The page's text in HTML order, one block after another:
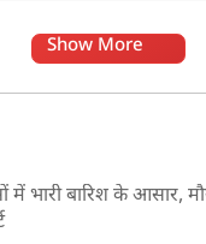
Show More
में भारी बारिश के आसार,